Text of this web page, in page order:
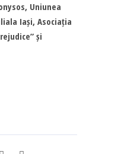
, Uniunea
Iași, Asociația
și